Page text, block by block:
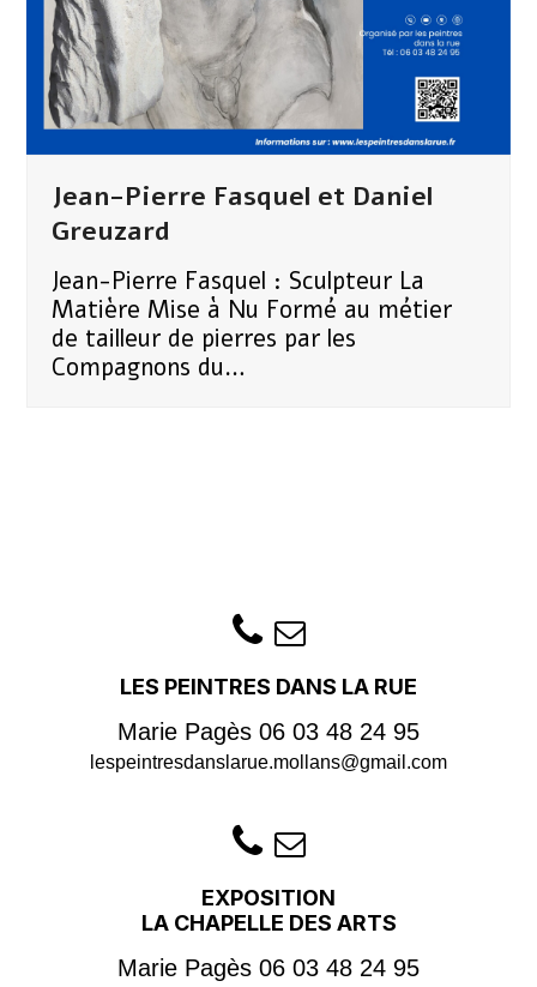
Jean-Pierre Fasquel et Daniel
Greuzard
Jean-Pierre Fasquel : Sculpteur La
Matière Mise à Nu Formé au métier
de tailleur de pierres par les
Compagnons du…
LES PEINTRES DANS LA RUE
Marie Pagès 06 03 48 24 95
lespeintresdanslarue.mollans@gmail.com
EXPOSITION
LA CHAPELLE DES ARTS
Marie Pagès 06 03 48 24 95